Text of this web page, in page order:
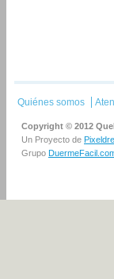
Quiénes somos
Copyright © 2012
Un Proyecto de
Grupo